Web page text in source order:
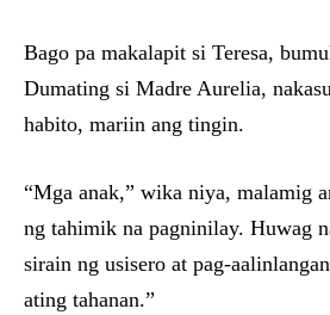
Bago pa makalapit si Teresa,
Dumating si Madre Aurelia,
habito, mariin ang tingin.
“Mga anak,” wika niya, malamig
ng tahimik na pagninilay. Huwag
sirain ng usisero at pag-
ating tahanan.”